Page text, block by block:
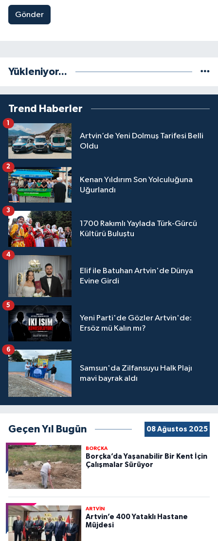
Gönder
Yükleniyor...
Trend Haberler
Artvin’de Yeni Dolmuş Tarifesi Belli
Oldu
1
Kenan Yıldırım Son Yolculuğuna
Uğurlandı
2
1700 Rakımlı Yaylada Türk-Gürcü
Kültürü Buluştu
3
Elif ile Batuhan Artvin'de Dünya
Evine Girdi
4
Yeni Parti'de Gözler Artvin'de:
Ersöz mü Kalın mı?
5
Samsun'da Zilfansuyu Halk Plajı
mavi bayrak aldı
6
Geçen Yıl Bugün 08 Ağustos 2025
BORÇKA
Borçka’da Yaşanabilir Bir Kent İçin
Çalışmalar Sürüyor
ARTVİN
Artvin’e 400 Yataklı Hastane
Müjdesi